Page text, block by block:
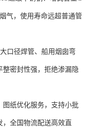
气，使用寿命远超普通管
口径焊管、船用烟囱弯
密封性强，拒绝渗漏隐
图纸优化服务，支持小批
全国物流配送高效直